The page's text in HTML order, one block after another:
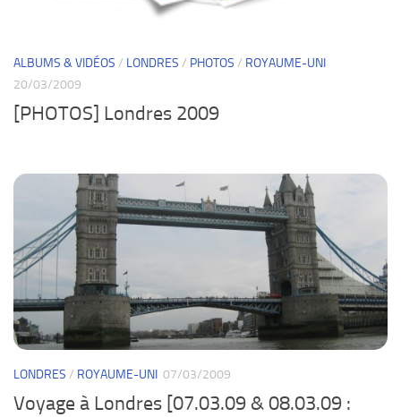
ALBUMS & VIDÉOS / LONDRES / PHOTOS / ROYAUME-UNI
20/03/2009
[PHOTOS] Londres 2009
LONDRES / ROYAUME-UNI 07/03/2009
Voyage à Londres [07.03.09 & 08.03.09 :